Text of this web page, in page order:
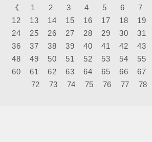
轉換時，敏感的頭皮
明顯。
《 1 2 3 4 5 6 7
12
13 14 15 16 17 18 19
24
25 26 27 28 29 30 31
36
37 38 39 40 41 42 43
48
49 50 51 52 53 54 55
60
61 62 63 64 65 66 67
72
73 74 75 76 77 78